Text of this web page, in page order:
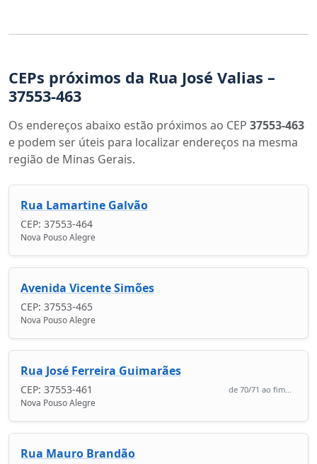
CEPs próximos da Rua José Valias –
37553-463
Os endereços abaixo estão próximos ao CEP 37553-463
e podem ser úteis para localizar endereços na mesma
região de Minas Gerais.
Rua Lamartine Galvão
CEP: 37553-464
Nova Pouso Alegre
Avenida Vicente Simões
CEP: 37553-465
Nova Pouso Alegre
Rua José Ferreira Guimarães
CEP: 37553-461 de 70/71 ao fim...
Nova Pouso Alegre
Rua Mauro Brandão